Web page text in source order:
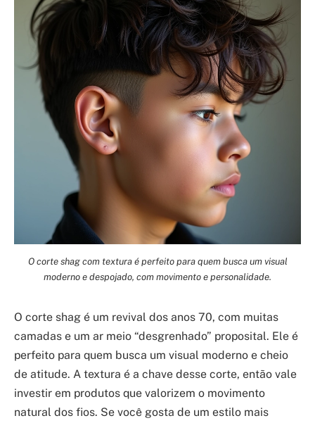
O corte shag com textura é perfeito para quem busca um visual
moderno e despojado, com movimento e personalidade.
O corte shag é um revival dos anos 70, com muitas
camadas e um ar meio “desgrenhado” proposital. Ele é
perfeito para quem busca um visual moderno e cheio
de atitude. A textura é a chave desse corte, então vale
investir em produtos que valorizem o movimento
natural dos fios. Se você gosta de um estilo mais